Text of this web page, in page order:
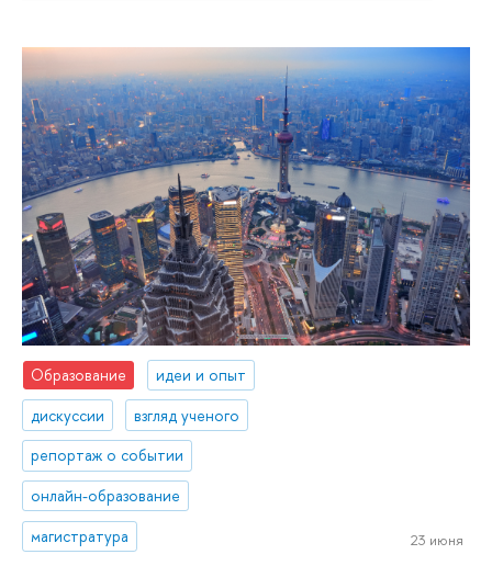
Образование
идеи и опыт
дискуссии
взгляд ученого
репортаж о событии
онлайн-образование
магистратура
23 июня